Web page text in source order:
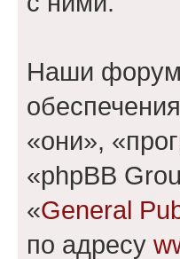
Наши
«они»,
«phpBB
«General
по адресу